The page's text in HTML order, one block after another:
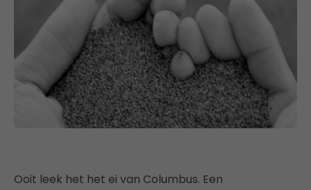
Ooit leek het het ei van Columbus. Een